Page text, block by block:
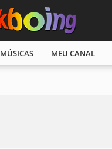
MÚSICAS MEU CANAL